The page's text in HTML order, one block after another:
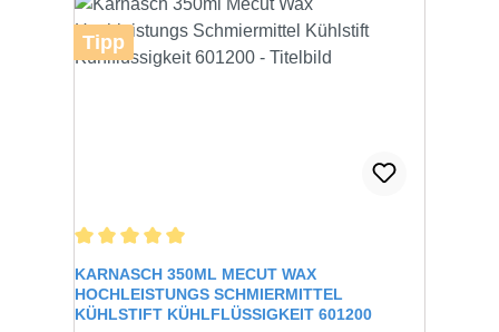
Tipp
KARNASCH 350ML MECUT WAX
HOCHLEISTUNGS SCHMIERMITTEL
KÜHLSTIFT KÜHLFLÜSSIGKEIT 601200